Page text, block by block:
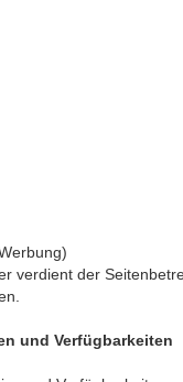
verdient der
und Verfügbarkeiten